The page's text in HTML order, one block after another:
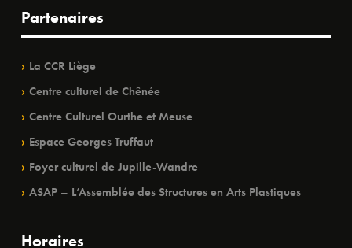
Partenaires
La CCR Liège
Centre culturel de Chênée
Centre Culturel Ourthe et Meuse
Espace Georges Truffaut
Foyer culturel de Jupille-Wandre
ASAP – L’Assemblée des Structures en Arts Plastiques
Horaires